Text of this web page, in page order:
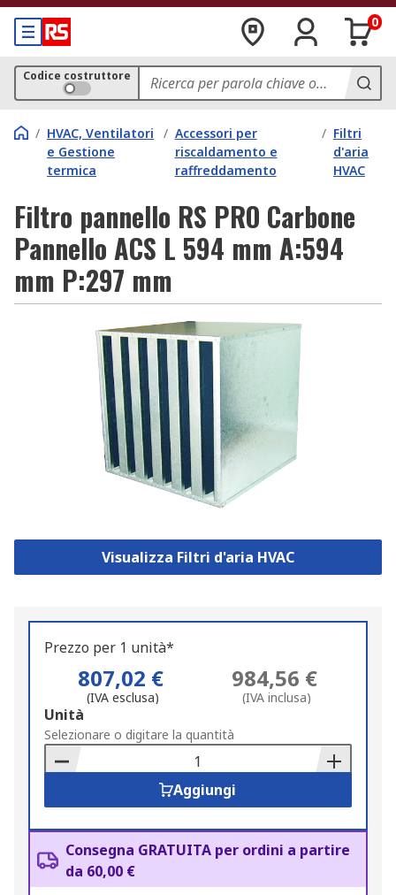
0
Codice costruttore
/ HVAC, Ventilatori
e Gestione
termica
/ Accessori per
riscaldamento e
raffreddamento
/ Filtri
d'aria
HVAC
Filtro pannello RS PRO Carbone
Pannello ACS L 594 mm A:594
mm P:297 mm
Visualizza Filtri d'aria HVAC
Prezzo per 1 unità*
807,02 €
(IVA esclusa)
984,56 €
(IVA inclusa)
Add
to
Basket
Unità
Selezionare o digitare la quantità
Aggiungi
Consegna GRATUITA per ordini a partire
da 60,00 €